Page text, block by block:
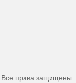
права защищены.